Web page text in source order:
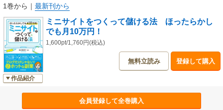
を扱う専門サイトのこと。
ページビューは少なくても、その情報発信が誰かに役立っている満足感と
達成感を得ることができます。
しかも、アフィリエイトやGoogle AdSense、さらには電子書籍出版などの
「副収入」にもつなげることができます。
テーマを絞った完結型サイトゆえ、ブログのように「書き続けなくてはい
けない」というプレッシャーはありません。そしてテーマが主役なので、
作り手の個性やクリエイティビティも問われません。
また、サイト内容と訪問者ニーズのマッチ度の高さゆえ、少ないページビ
1巻から ｜ 最新刊から
作品紹介
ミニサイトをつくって儲ける法 ほったらかし
でも月10万円！
1,600pt/1,760円(税込)
無料立読み 登録して購入
会員登録して全巻購入